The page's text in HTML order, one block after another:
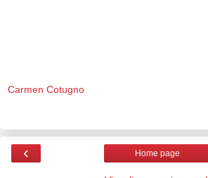
Carmen Cotugno
‹ Home page